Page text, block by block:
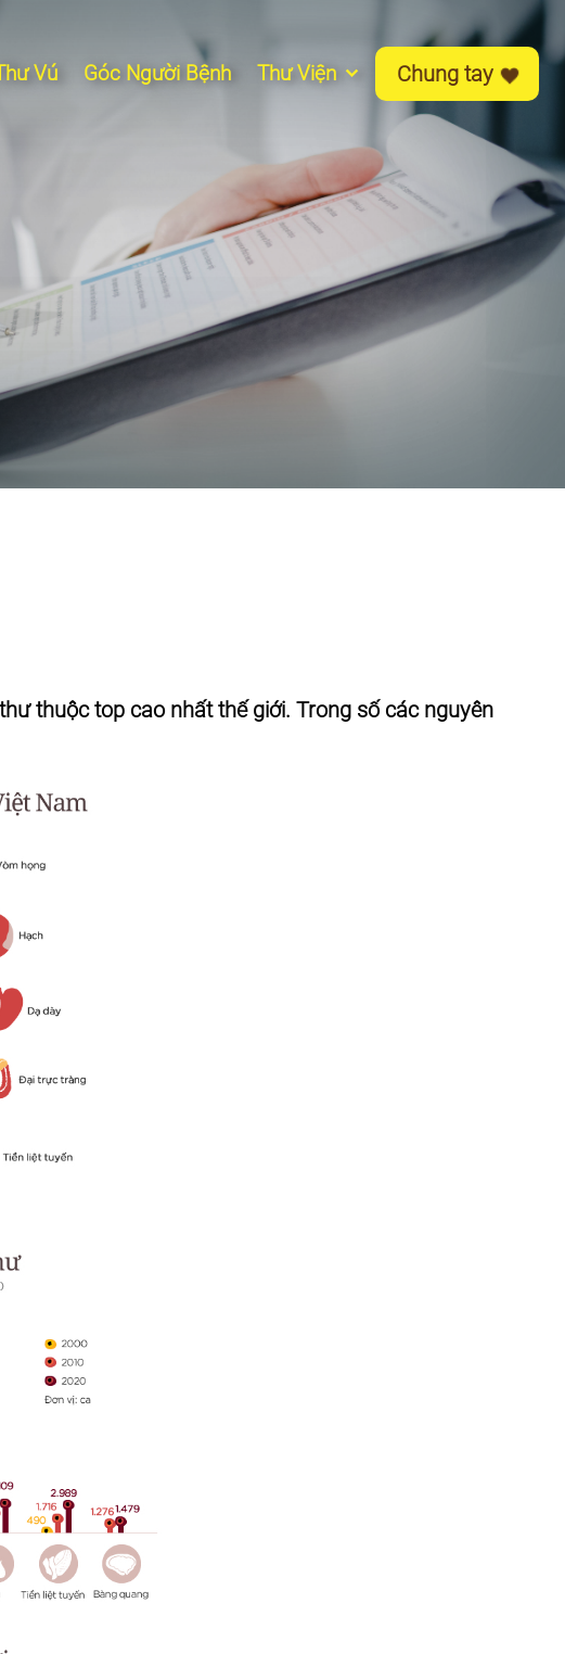
Vú Góc Người Bệnh Thư Viện Chung tay
thuộc top cao nhất thế giới. Trong số các nguyên